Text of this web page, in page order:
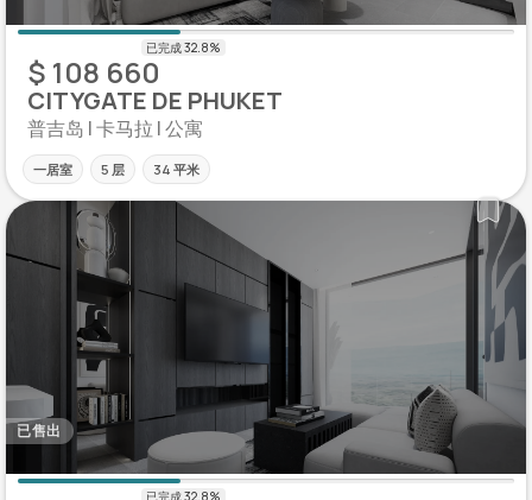
$ 108 660
CITYGATE DE PHUKET
普吉岛 | 卡马拉 | 公寓
一居室 5 层 34 平米
已售出